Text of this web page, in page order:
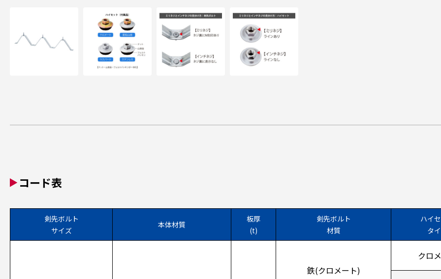
コード表
剣先ボルト
サイズ
本体材質
板厚
(t)
剣先ボルト
材質
ハイ
タ
鉄(クロメート)
クロ